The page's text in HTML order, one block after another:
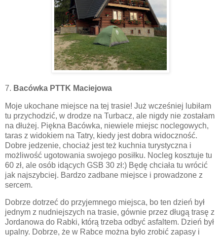
7. Bacówka PTTK Maciejowa
Moje ukochane miejsce na tej trasie! Już wcześniej lubiłam
tu przychodzić, w drodze na Turbacz, ale nigdy nie zostałam
na dłużej. Piękna Bacówka, niewiele miejsc noclegowych,
taras z widokiem na Tatry, kiedy jest dobra widoczność.
Dobre jedzenie, chociaż jest też kuchnia turystyczna i
możliwość ugotowania swojego posiłku. Nocleg kosztuje tu
60 zł, ale osób idących GSB 30 zł:) Będę chciała tu wrócić
jak najszybciej. Bardzo zadbane miejsce i prowadzone z
sercem.
Dobrze dotrzeć do przyjemnego miejsca, bo ten dzień był
jednym z nudniejszych na trasie, gównie przez długą trasę z
Jordanowa do Rabki, którą trzeba odbyć asfaltem. Dzień był
upalny. Dobrze, że w Rabce można było zrobić zapasy i